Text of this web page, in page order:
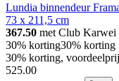
Lundia binnendeur
73 x 211,5 cm
367.50 met Club Karwei
30% korting30% korting
30% korting,
525.00